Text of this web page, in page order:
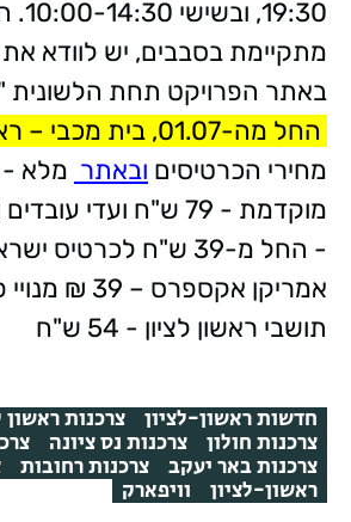
מתקיימת בסבבים, יש לוודא
באתר הפרויקט תחת הלשונית
החל מה-01.07, בית מכבי – ראשון לציון
מחירי הכרטיסים ובאתר
מוקדמת - 79 ש"ח ועדי
תושבי ראשון לציון - 54 ש"ח
חדשות ראשון-לציון צרכנות ראשון
צרכנות חולון צרכנות נס ציונה
צרכנות באר יעקב צרכנות רחובות
ראשון-לציון וויפארק